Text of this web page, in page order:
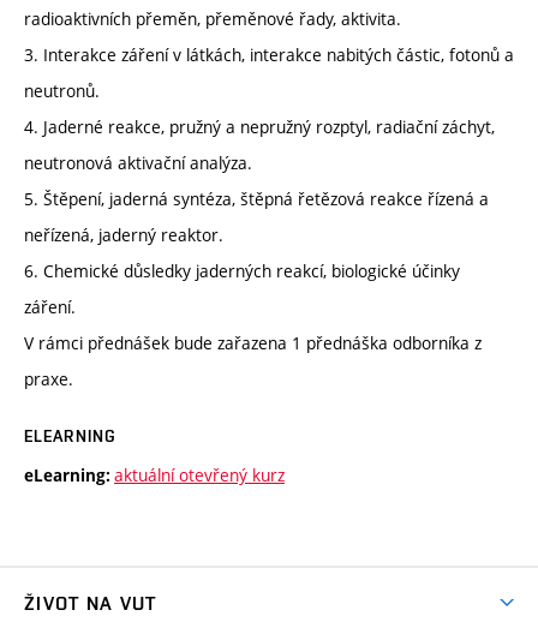
radioaktivních přeměn, přeměnové řady, aktivita.
3. Interakce záření v látkách, interakce nabitých částic, fotonů a
neutronů.
4. Jaderné reakce, pružný a nepružný rozptyl, radiační záchyt,
neutronová aktivační analýza.
5. Štěpení, jaderná syntéza, štěpná řetězová reakce řízená a
neřízená, jaderný reaktor.
6. Chemické důsledky jaderných reakcí, biologické účinky
záření.
V rámci přednášek bude zařazena 1 přednáška odborníka z
praxe.
ELEARNING
eLearning: aktuální otevřený kurz
ŽIVOT NA VUT